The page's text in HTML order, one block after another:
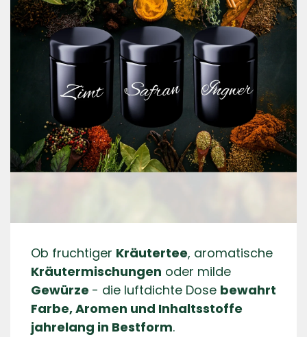
Ob fruchtiger Kräutertee, aromatische
Kräutermischungen oder milde
Gewürze - die luftdichte Dose bewahrt
Farbe, Aromen und Inhaltsstoffe
jahrelang in Bestform.